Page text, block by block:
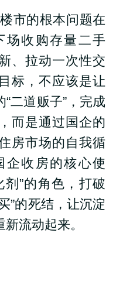
市的根本问题在
场收购存量二手
、拉动一次性交
标，不应该是让
二道贩子”，完成
而是通过国企的
房市场的自我循
企收房的核心使
”的角色，打破
”的死结，让沉淀
流动起来。